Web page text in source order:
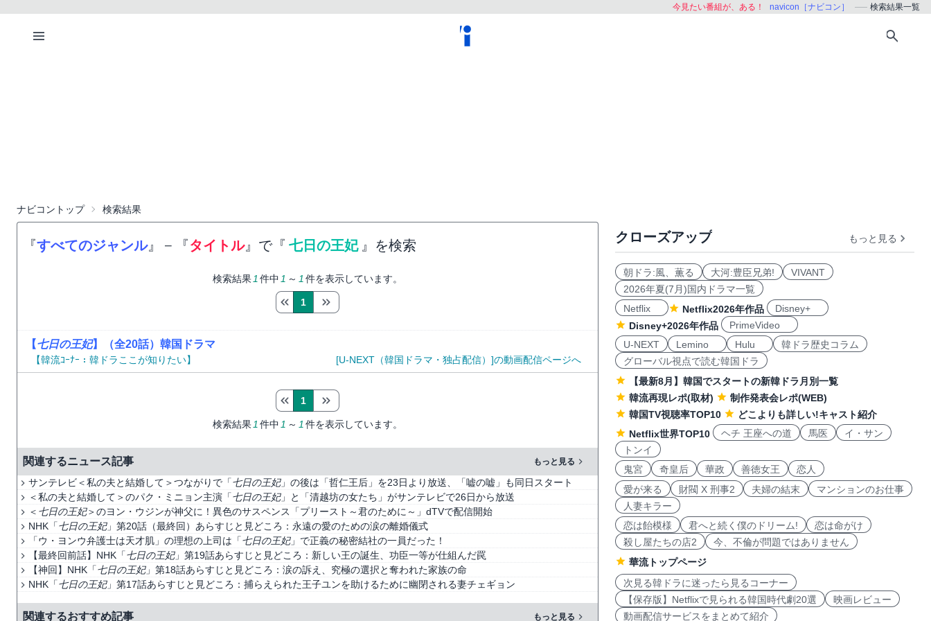
今見たい番組が、ある！ navicon［ナビコン］ 検索結果一覧
ナビコントップ 検索結果
『すべてのジャンル』 − 『タイトル』で『 七日の王妃 』を検索
検索結果 1 件中 1 ～ 1 件を表示しています。
1
【七日の王妃】（全20話）韓国ドラマ
【韓流ｺｰﾅｰ：韓ドラここが知りたい】 [U-NEXT（韓国ドラマ・独占配信）]の動画配信ページへ
検索結果 1 件中 1 ～ 1 件を表示しています。
1
関連するニュース記事 もっと見る
サンテレビ＜私の夫と結婚して＞つながりで「七日の王妃」の後は「哲仁王后」を23日より放送、「嘘の嘘」も同日スタート
＜私の夫と結婚して＞のパク・ミニョン主演「七日の王妃」と「清越坊の女たち」がサンテレビで26日から放送
＜ 七日の王妃＞のヨン・ウジンが神父に！異色のサスペンス「プリースト～君のために～」dTVで配信開始
NHK「七日の王妃」第20話（最終回）あらすじと見どころ：永遠の愛のための涙の離婚儀式
「ウ・ヨンウ弁護士は天才肌」の理想の上司は「七日の王妃」で正義の秘密結社の一員だった！
【最終回前話】NHK「七日の王妃」第19話あらすじと見どころ：新しい王の誕生、功臣一等が仕組んだ罠
【神回】NHK「七日の王妃」第18話あらすじと見どころ：涙の訴え、究極の選択と奪われた家族の命
NHK「七日の王妃」第17話あらすじと見どころ：捕らえられた王子ユンを助けるために幽閉される妻チェギョン
関連するおすすめ記事 もっと見る
クローズアップ もっと見る
朝ドラ:風、薫る 大河:豊臣兄弟!
VIVANT
2026年夏(7月)国内ドラマ一覧
Netflix
Netflix2026年作品
Disney+
Disney+2026年作品
PrimeVideo
U-NEXT
Lemino Hulu
韓ドラ歴史コラム
グローバル視点で読む韓国ドラ
【最新8月】韓国でスタートの新韓ドラ月別一覧
韓流再現レポ(取材)
制作発表会レポ(WEB)
韓国TV視聴率TOP10
どこよりも詳しい!キャスト紹介
Netflix世界TOP10
ヘチ 王座への道 馬医
イ・サン
トンイ
鬼宮
奇皇后 華政 善徳女王
恋人
愛が来る
財閥 X 刑事2 夫婦の結末
マンションのお仕事
人妻キラー
恋は飴模様
君へと続く僕のドリーム!
恋は命がけ
殺し屋たちの店2
今、不倫が問題ではありません
華流トップページ
次見る韓ドラに迷ったら見るコーナー
【保存版】Netflixで見られる韓国時代劇20選
映画レビュー
動画配信サービスをまとめて紹介